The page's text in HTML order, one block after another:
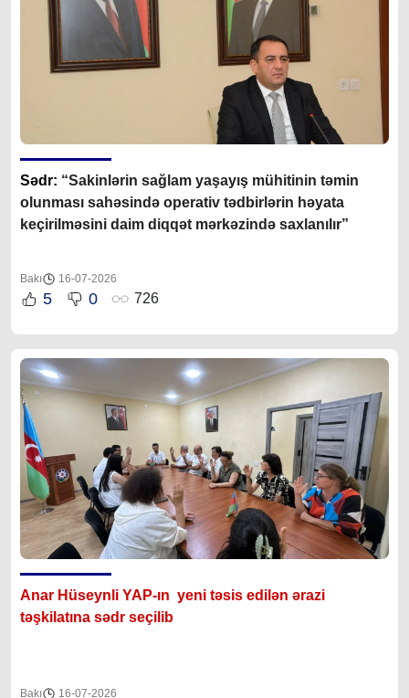
Sədr: “Sakinlərin sağlam yaşayış mühitinin təmin
olunması sahəsində operativ tədbirlərin həyata
keçirilməsini daim diqqət mərkəzində saxlanılır”
Bakı 16-07-2026
5 0 726
Anar Hüseynli YAP-ın yeni təsis edilən ərazi
təşkilatına sədr seçilib
Bakı 16-07-2026